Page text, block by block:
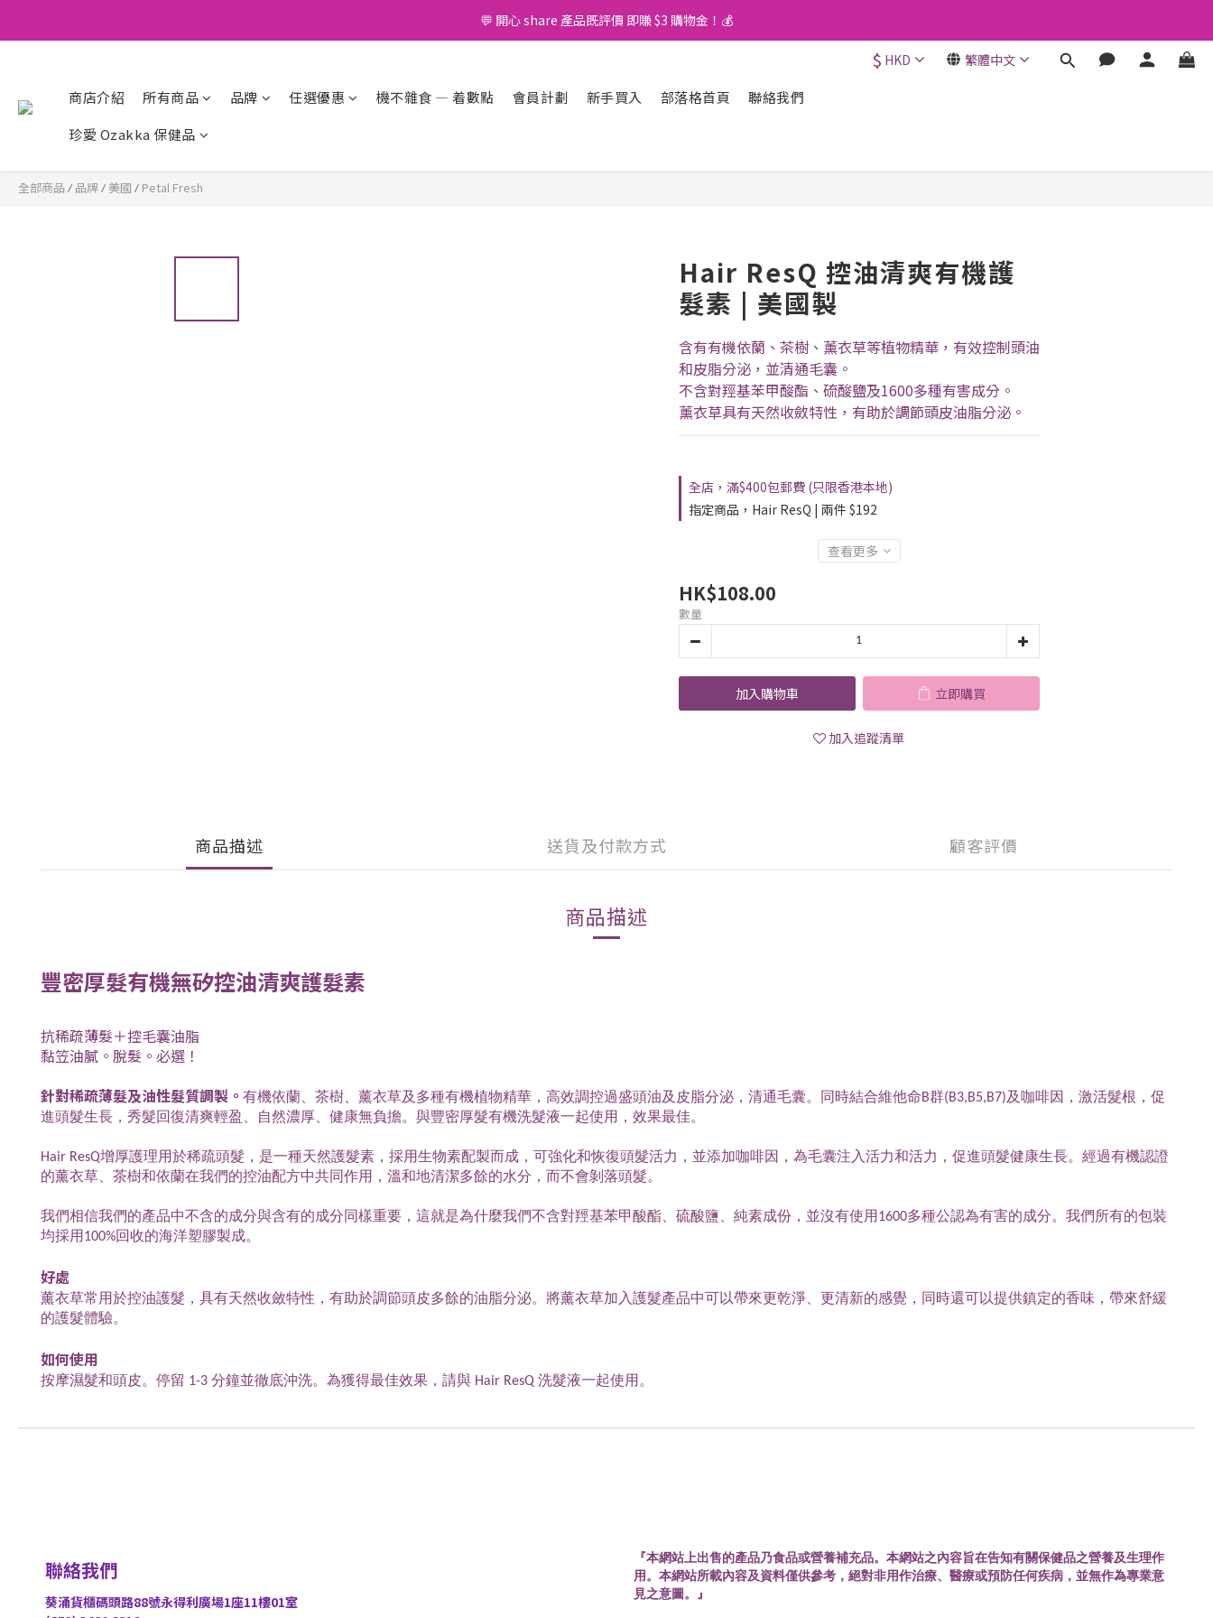
🚛 購物滿 $400 免運費🤩
💬 開心 share 產品既評價 即賺 $3 購物金！💰
$ HKD 繁體中文
商店介紹 所有商品 品牌 任選優惠 機不雜食 — 着數點 會員計劃 新手買入 部落格首頁
聯絡我們
珍愛 Ozakka 保健品
全部商品 / 品牌 / 美國 / Petal Fresh
Hair ResQ 控油清爽有機護
髮素 | 美國製
含有有機依蘭、茶樹、薰衣草等植物精華，有效控制頭油
和皮脂分泌，並清通毛囊。
不含對羥基苯甲酸酯、硫酸鹽及1600多種有害成分。
薰衣草具有天然收斂特性，有助於調節頭皮油脂分泌。
全店，滿$400包郵費 (只限香港本地)
指定商品，Hair ResQ | 兩件 $192
查看更多
HK$108.00
數量
加入購物車 立即購買
加入追蹤清單
商品描述 送貨及付款方式 顧客評價
商品描述
豐密厚髮有機無矽控油清爽護髮素
抗稀疏薄髮＋控毛囊油脂
黏笠油膩。脫髮。必選！
針對稀疏薄髮及油性髮質調製。 有機依蘭、茶樹、薰衣草及多種有機植物精華，高效調控過盛頭油及皮脂分泌，清通毛囊。同時結合維他命B群(B3,B5,B7)及咖啡因，激活髮根，促
進頭髮生長，秀髮回復清爽輕盈、自然濃厚、健康無負擔。與豐密厚髮有機洗髮液一起使用，效果最佳。
Hair ResQ增厚護理用於稀疏頭髮，是一種天然護髮素，採用生物素配製而成，可強化和恢復頭髮活力，並添加咖啡因，為毛囊注入活力和活力，促進頭髮健康生長。經過有機認證
的薰衣草、茶樹和依蘭在我們的控油配方中共同作用，溫和地清潔多餘的水分，而不會剝落頭髮。
我們相信我們的產品中不含的成分與含有的成分同樣重要，這就是為什麼我們不含對羥基苯甲酸酯、硫酸鹽、純素成份，並沒有使用1600多種公認為有害的成分。我們所有的包裝
均採用100%回收的海洋塑膠製成。
好處
薰衣草常用於控油護髮，具有天然收斂特性，有助於調節頭皮多餘的油脂分泌。將薰衣草加入護髮產品中可以帶來更乾淨、更清新的感覺，同時還可以提供鎮定的香味，帶來舒緩
的護髮體驗。
如何使用
按摩濕髮和頭皮。停留 1-3 分鐘並徹底沖洗。為獲得最佳效果，請與 Hair ResQ 洗髮液一起使用。
聯絡我們
葵涌貨櫃碼頭路88號永得利廣場1座11樓01室
『本網站上出售的產品乃食品或營養補充品。本網站之內容旨在告知有關保健品之營養及生理作
用。本網站所載內容及資料僅供參考，絕對非用作治療、醫療或預防任何疾病，並無作為專業意
見之意圖。』